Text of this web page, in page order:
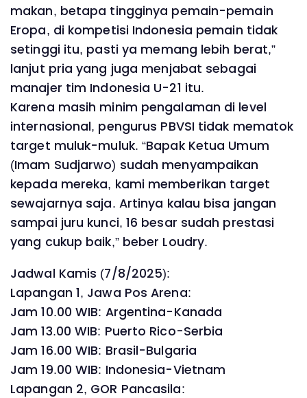
makan, betapa tingginya pemain-pemain
Eropa, di kompetisi Indonesia pemain tidak
setinggi itu, pasti ya memang lebih berat,”
lanjut pria yang juga menjabat sebagai
manajer tim Indonesia U-21 itu.
Karena masih minim pengalaman di level
internasional, pengurus PBVSI tidak mematok
target muluk-muluk. “Bapak Ketua Umum
(Imam Sudjarwo) sudah menyampaikan
kepada mereka, kami memberikan target
sewajarnya saja. Artinya kalau bisa jangan
sampai juru kunci, 16 besar sudah prestasi
yang cukup baik,” beber Loudry.
Jadwal Kamis (7/8/2025):
Lapangan 1, Jawa Pos Arena:
Jam 10.00 WIB: Argentina-Kanada
Jam 13.00 WIB: Puerto Rico-Serbia
Jam 16.00 WIB: Brasil-Bulgaria
Jam 19.00 WIB: Indonesia-Vietnam
Lapangan 2, GOR Pancasila: